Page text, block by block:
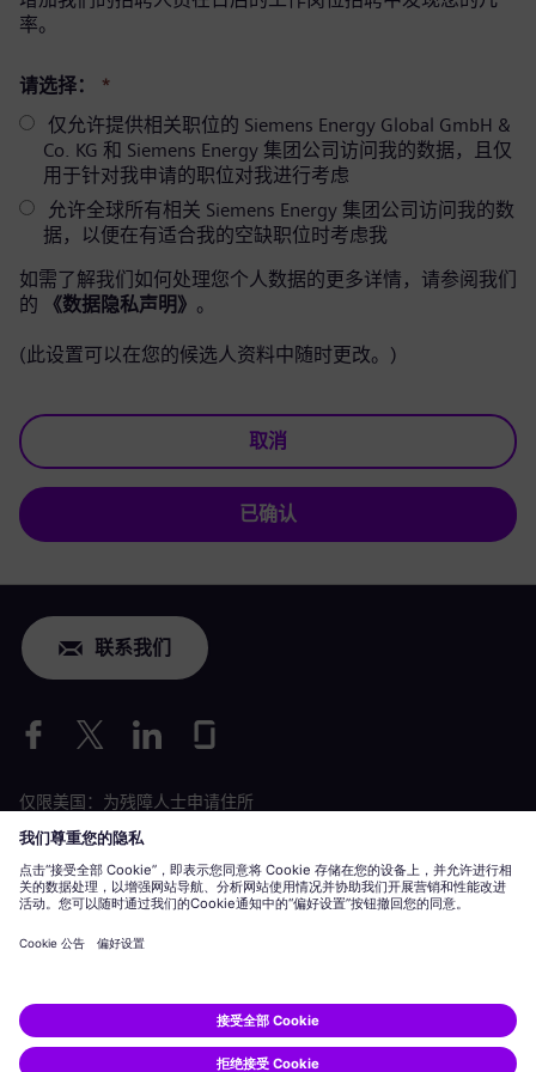
率。
请选择：
*
仅允许提供相关职位的 Siemens Energy Global GmbH &
Co. KG 和 Siemens Energy 集团公司访问我的数据，且仅
用于针对我申请的职位对我进行考虑
允许全球所有相关 Siemens Energy 集团公司访问我的数
据，以便在有适合我的空缺职位时考虑我
如需了解我们如何处理您个人数据的更多详情，请参阅我们
的
《数据隐私声明》 。
(此设置可以在您的候选人资料中随时更改。)
取消
已确认
联系我们
仅限美国：为残障人士申请住所
劳工情况申请
Siemens Energy 是由 Siemens AG 授权的商标。